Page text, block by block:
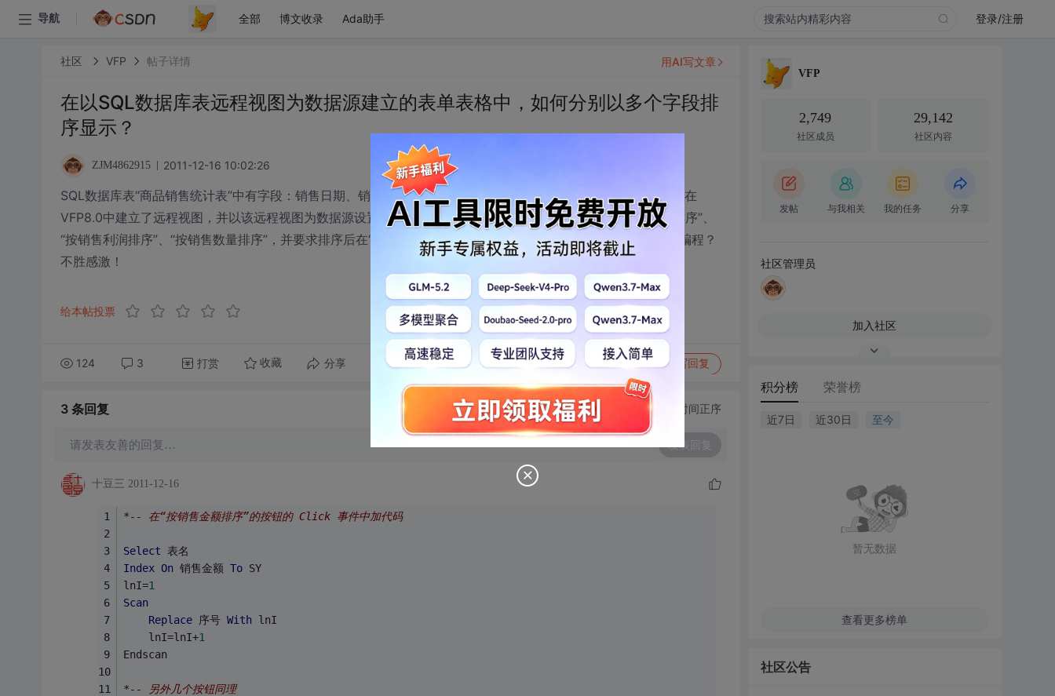
导航 全部 博文收录 Ada助手 登录/注册
社区 VFP 帖子详情
在以SQL数据库表远程视图为数据源建立的表单表格中，如何分别以多个字段排
序显示？
ZJM4862915 2011-12-16 10:02:26
SQL数据库表“商品销售统计表”中有字段：销售日期、销售金额、销售数量、销售利润、序号，以此表为数据源，在
VFP8.0中建立了远程视图，并以该远程视图为数据源设置了表单表格，在该表单中分别有命令按钮“按销售金额排序”、
“按销售利润排序”、“按销售数量排序”，并要求排序后在“序号”列中自动填入顺序号。敬向电脑专家请教，应如何编程？
不胜感激！
给本帖投票
124 3 打赏 收藏 分享 转发到动态 举报 写回复
用AI写文章
3 条回复 切换为时间正序
请发表友善的回复… 发表回复
十豆三 2011-12-16
*-- 在“按销售金额排序”的按钮的 Click 事件中加代码
Select 表名
Index On 销售金额 To SY
lnI=1
Scan
Replace 序号 With lnI
	lnI=lnI+
1
Endscan
*-- 另外几个按钮同理
VFP
2,749
社区成员
29,142
社区内容
发帖 与我相关 我的任务 分享
社区管理员
加入社区
积分榜 荣誉榜
近7日 近30日 至今
暂无数据
查看更多榜单
社区公告